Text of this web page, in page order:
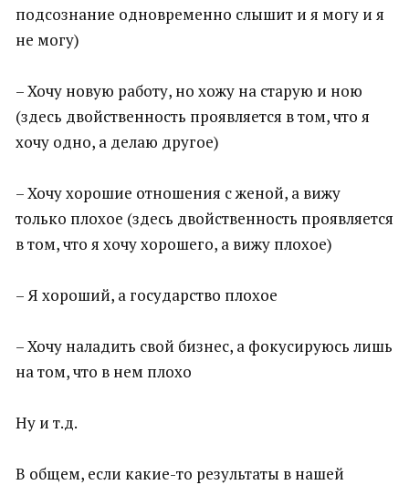
подсознание одновременно слышит и я могу и я
не могу)
– Хочу новую работу, но хожу на старую и ною
(здесь двойственность проявляется в том, что я
хочу одно, а делаю другое)
– Хочу хорошие отношения с женой, а вижу
только плохое (здесь двойственность проявляется
в том, что я хочу хорошего, а вижу плохое)
– Я хороший, а государство плохое
– Хочу наладить свой бизнес, а фокусируюсь лишь
на том, что в нем плохо
Ну и т.д.
В общем, если какие-то результаты в нашей